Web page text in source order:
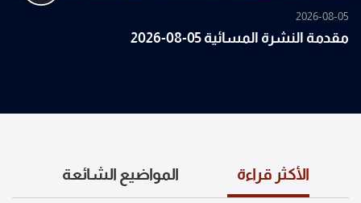
2026-08-05
مقدمة النشرة المسائية 05-08-2026
الأكثر قراءة المواضيع الشائعة